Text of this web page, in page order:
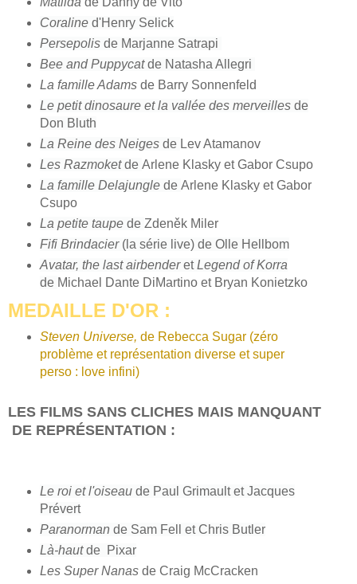
Coralined'Henry Selick
Persepolisde Marjanne Satrapi
Bee and Puppycatde Natasha Allegri
La famille Adamsde Barry Sonnenfeld
Le petit dinosaure et la vallée des merveillesde
Don Bluth
La Reine des Neigesde Lev Atamanov
Les Razmoketde Arlene Klasky et Gabor Csupo
La famille Delajungle de Arlene Klasky et Gabor
Csupo
La petite taupede Zdeněk Miler
Fifi Brindacier(la série live) de Olle Hellbom
Avatar, the last airbenderetLegend of Korra
de Michael Dante DiMartino et Bryan Konietzko
MEDAILLE D'OR :
Steven Universe, de Rebecca Sugar (zéro
problème et représentation diverse et super
perso : love infini)
LES FILMS SANS CLICHES MAIS MANQUANT
DE REPRÉSENTATION :
Le roi et l'oiseau de Paul Grimault et Jacques
Prévert
Paranorman de Sam Fell et Chris Butler
Là-hautde Pixar
Les Super Nanasde Craig McCracken